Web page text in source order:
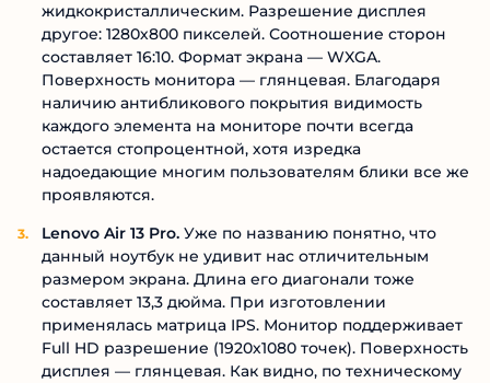
жидкокристаллическим. Разрешение дисплея
другое: 1280х800 пикселей. Соотношение сторон
составляет 16:10. Формат экрана — WXGA.
Поверхность монитора — глянцевая. Благодаря
наличию антибликового покрытия видимость
каждого элемента на мониторе почти всегда
остается стопроцентной, хотя изредка
надоедающие многим пользователям блики все же
проявляются.
Lenovo Air 13 Pro. Уже по названию понятно, что
данный ноутбук не удивит нас отличительным
размером экрана. Длина его диагонали тоже
составляет 13,3 дюйма. При изготовлении
применялась матрица IPS. Монитор поддерживает
Full HD разрешение (1920х1080 точек). Поверхность
дисплея — глянцевая. Как видно, по техническому